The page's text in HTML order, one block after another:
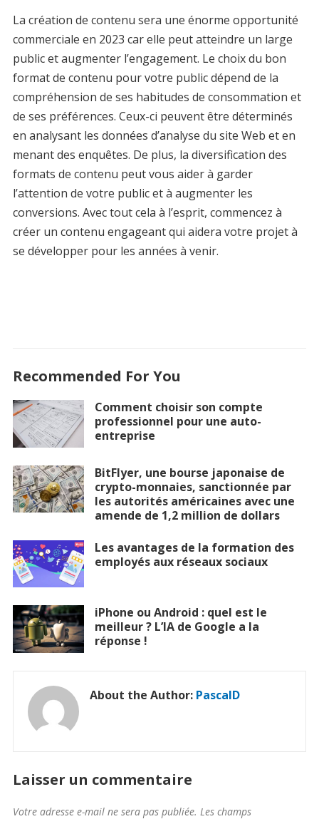
La création de contenu sera une énorme opportunité
commerciale en 2023 car elle peut atteindre un large
public et augmenter l’engagement. Le choix du bon
format de contenu pour votre public dépend de la
compréhension de ses habitudes de consommation et
de ses préférences. Ceux-ci peuvent être déterminés
en analysant les données d’analyse du site Web et en
menant des enquêtes. De plus, la diversification des
formats de contenu peut vous aider à garder
l’attention de votre public et à augmenter les
conversions. Avec tout cela à l’esprit, commencez à
créer un contenu engageant qui aidera votre projet à
se développer pour les années à venir.
Recommended For You
Comment choisir son compte
professionnel pour une auto-
entreprise
BitFlyer, une bourse japonaise de
crypto-monnaies, sanctionnée par
les autorités américaines avec une
amende de 1,2 million de dollars
Les avantages de la formation des
employés aux réseaux sociaux
iPhone ou Android : quel est le
meilleur ? L’IA de Google a la
réponse !
About the Author: PascalD
Laisser un commentaire
Votre adresse e-mail ne sera pas publiée. Les champs